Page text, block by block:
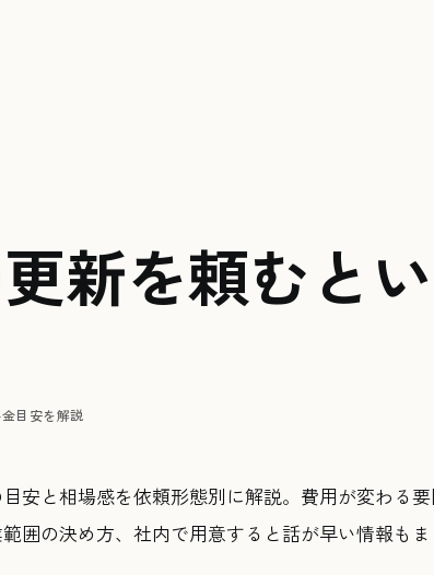
新を頼むと
目安を解説
安と相場感を依頼形態別に解説。費用が変わる
囲の決め方、社内で用意すると話が早い情報もま